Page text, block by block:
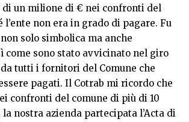
un milione di € nei confronti del
l’ente non era in grado di pagare. Fu
solo simbolica ma anche
come sono stato avvicinato nel giro
tutti i fornitori del Comune che
pagati. Il Cotrab mi ricordo che
confronti del comune di più di 10
nostra azienda partecipata l’Acta di